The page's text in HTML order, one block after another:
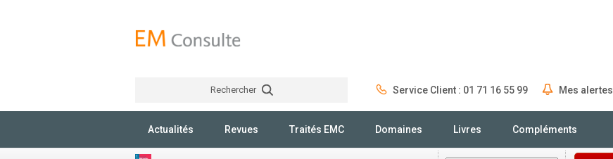
Rechercher Service Client : 01 71 16 55 99 Mes alertes
Actualités Revues Traités EMC Domaines Livres Compléments